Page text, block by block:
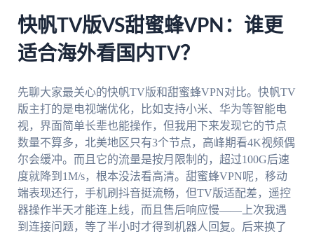
快帆TV版VS甜蜜蜂VPN：谁更
适合海外看国内TV？
先聊大家最关心的快帆TV版和甜蜜蜂VPN对比。快帆TV
版主打的是电视端优化，比如支持小米、华为等智能电
视，界面简单长辈也能操作，但我用下来发现它的节点
数量不算多，北美地区只有3个节点，高峰期看4K视频偶
尔会缓冲。而且它的流量是按月限制的，超过100G后速
度就降到1M/s，根本没法看高清。甜蜜蜂VPN呢，移动
端表现还行，手机刷抖音挺流畅，但TV版适配差，遥控
器操作半天才能连上线，而且售后响应慢——上次我遇
到连接问题，等了半小时才得到机器人回复。后来换了